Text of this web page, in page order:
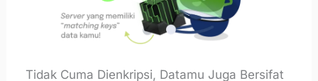
Tidak Cuma Dienkripsi, Datamu Juga Bersifat